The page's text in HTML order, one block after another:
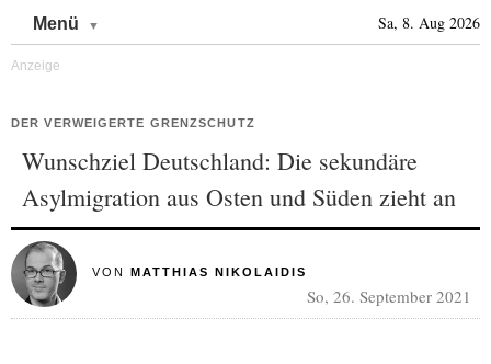
Menü Sa, 8. Aug 2026
DER VERWEIGERTE GRENZSCHUTZ
Wunschziel Deutschland: Die sekundäre
Asylmigration aus Osten und Süden zieht an
VON MATTHIAS NIKOLAIDIS
So, 26. September 2021